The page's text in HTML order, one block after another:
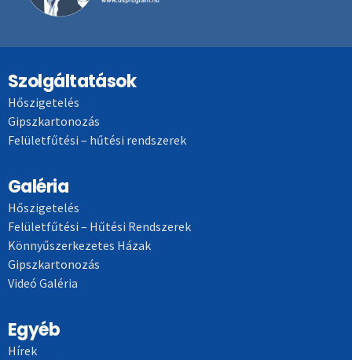
Szolgáltatások
Hőszigetelés
Gipszkartonozás
Felületfűtési – hűtési rendszerek
Galéria
Hőszigetelés
Felületfűtési – Hűtési Rendszerek
Könnyűszerkezetes Házak
Gipszkartonozás
Videó Galéria
Egyéb
Hírek